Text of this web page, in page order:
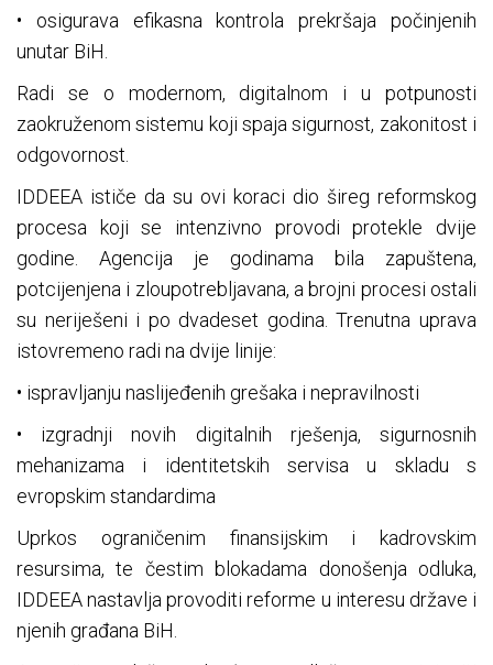
• osigurava efikasna kontrola prekršaja počinjenih
unutar BiH.
Radi se o modernom, digitalnom i u potpunosti
zaokruženom sistemu koji spaja sigurnost, zakonitost i
odgovornost.
IDDEEA ističe da su ovi koraci dio šireg reformskog
procesa koji se intenzivno provodi protekle dvije
godine. Agencija je godinama bila zapuštena,
potcijenjena i zloupotrebljavana, a brojni procesi ostali
su neriješeni i po dvadeset godina. Trenutna uprava
istovremeno radi na dvije linije:
• ispravljanju naslijeđenih grešaka i nepravilnosti
• izgradnji novih digitalnih rješenja, sigurnosnih
mehanizama i identitetskih servisa u skladu s
evropskim standardima
Uprkos ograničenim finansijskim i kadrovskim
resursima, te čestim blokadama donošenja odluka,
IDDEEA nastavlja provoditi reforme u interesu države i
njenih građana BiH.